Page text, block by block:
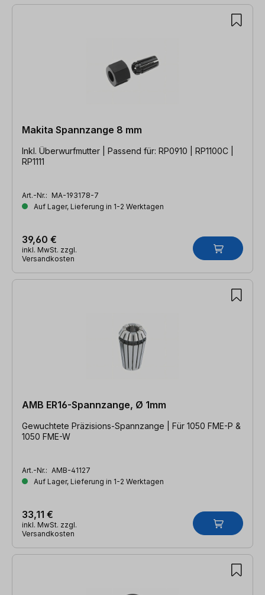
Makita Spannzange 8 mm
Inkl. Überwurfmutter | Passend für: RP0910 | RP1100C |
RP1111
Art.-Nr.: MA-193178-7
Auf Lager, Lieferung in 1-2 Werktagen
39,60 €
inkl. MwSt. zzgl.
Versandkosten
AMB ER16-Spannzange, Ø 1mm
Gewuchtete Präzisions-Spannzange | Für 1050 FME-P &
1050 FME-W
Art.-Nr.: AMB-41127
Auf Lager, Lieferung in 1-2 Werktagen
33,11 €
inkl. MwSt. zzgl.
Versandkosten